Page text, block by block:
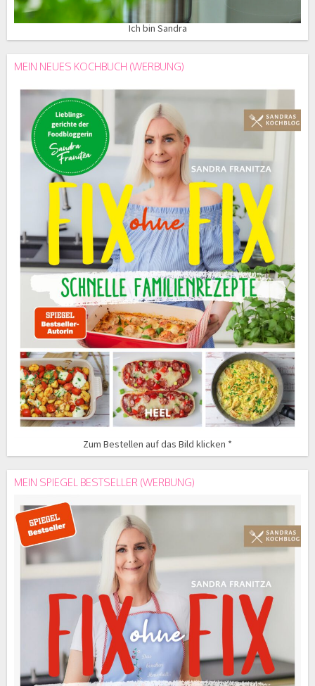
Ich bin Sandra
MEIN NEUES KOCHBUCH (WERBUNG)
Zum Bestellen auf das Bild klicken *
MEIN SPIEGEL BESTSELLER (WERBUNG)